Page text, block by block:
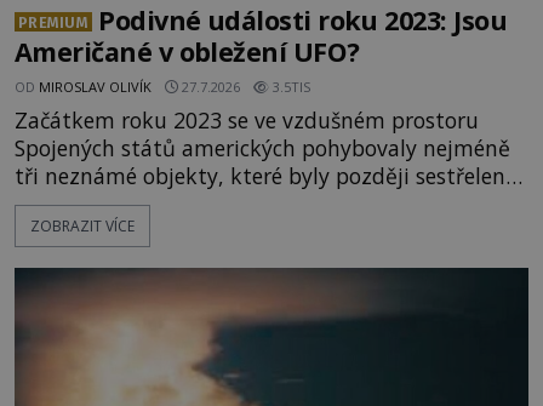
PREMIUM
Podivné události roku 2023: Jsou
Američané v obležení UFO?
OD MIROSLAV OLIVÍK 27.7.2026 3.5TIS
Začátkem roku 2023 se ve vzdušném prostoru
Spojených států amerických pohybovaly nejméně
tři neznámé objekty, které byly později sestřeleny.
Do dnešních dnů nebyly trosky těchto létajících
těles objeveny. Je možné, že šlo o nějaké nové
mimozemského původu? Dne 4. února roku 2023
vydává
ZOBRAZIT VÍCE